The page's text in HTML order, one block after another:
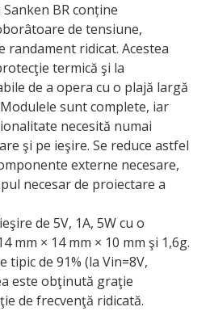
Sanken BR conține
de tensiune,
randament ridicat. Acestea
termică şi la
de a opera cu o plajă largă
sunt complete, iar
necesită numai
şi pe ieşire. Se reduce astfel
externe necesare,
necesar de proiectare a
de 5V, 1A, 5W cu o
mm × 14 mm × 10 mm şi 1,6g.
tipic de 91% (la Vin=8V,
este obţinută graţie
de frecvenţă ridicată.